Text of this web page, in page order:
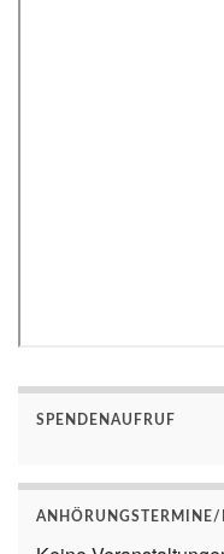
SPENDENAUFRUF
ANHÖRUNGSTERMINE/